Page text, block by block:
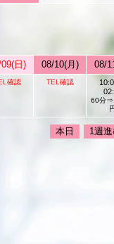
日) 08/10(月) 08/
確認 TEL確認
60分
本日 1週